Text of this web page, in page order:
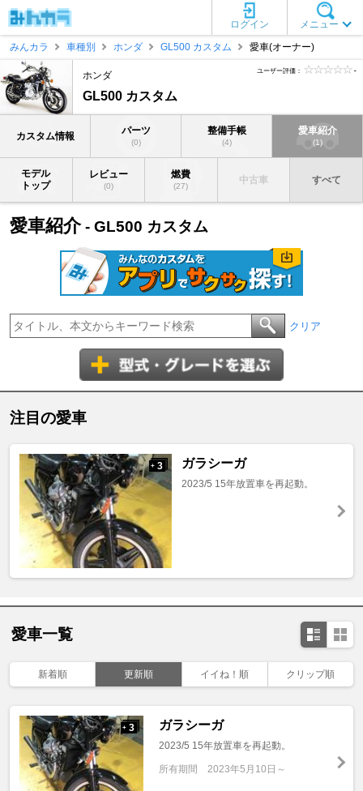
メニュー
ログイン
みんカラ
車種別 ホンダ GL500 カスタム 愛車(オーナー)
ホンダ
GL500 カスタム
ユーザー評価： -
カスタム情報 パーツ
(0)
整備手帳
(4)
愛車紹介
(1)
モデル
トップ
レビュー
(0)
燃費
(27)
中古車 すべて
愛車紹介- GL500 カスタム
クリア
注目の愛車
+ 3 ガラシーガ
2023/5 15年放置車を再起動。
愛車一覧
新着順 更新順 イイね！順 クリップ順
+ 3 ガラシーガ
2023/5 15年放置車を再起動。
所有期間 2023年5月10日～